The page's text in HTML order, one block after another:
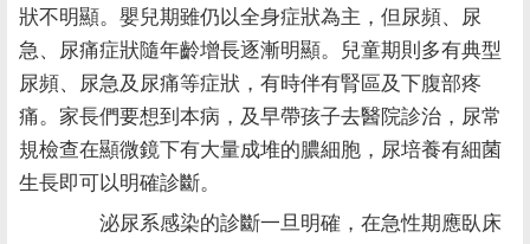
狀不明顯。嬰兒期雖仍以全身症狀為主，但尿頻、尿
急、尿痛症狀隨年齡增長逐漸明顯。兒童期則多有典型
尿頻、尿急及尿痛等症狀，有時伴有腎區及下腹部疼
痛。家長們要想到本病，及早帶孩子去醫院診治，尿常
規檢查在顯微鏡下有大量成堆的膿細胞，尿培養有細菌
生長即可以明確診斷。
泌尿系感染的診斷一旦明確，在急性期應臥床